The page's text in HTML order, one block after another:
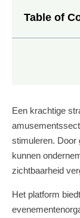
Table of
Een krachtige
stimuleren. Door
kunnen
zichtbaarheid
Het platform